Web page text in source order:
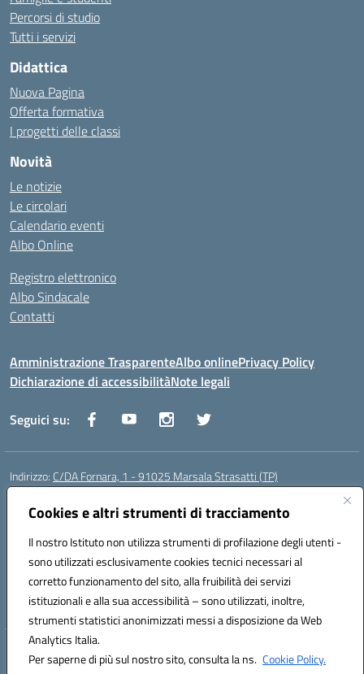
Cookies e altri strumenti di tracciamento
Il nostro Istituto non utilizza strumenti di profilazione degli utenti -
sono utilizzati esclusivamente cookies tecnici necessari al
corretto funzionamento del sito, alla fruibilità dei servizi
istituzionali e alla sua accessibilità – sono utilizzati, inoltre,
strumenti statistici anonimizzati messi a disposizione da Web
Analytics Italia.
Per saperne di più sul nostro sito, consulta la ns. Cookie Policy.
Percorsi di studio
Tutti i servizi
Didattica
Nuova Pagina
Offerta formativa
I progetti delle classi
Novità
Le notizie
Le circolari
Calendario eventi
Albo Online
Registro elettronico
Albo Sindacale
Contatti
Amministrazione TrasparenteAlbo onlinePrivacy Policy
Dichiarazione di accessibilitàNote legali
Seguici su:
Indirizzo: C/DA Fornara, 1 - 91025 Marsala Strasatti (TP)
Centralino:
Posta elettronica certificata (PEC):tpic81600v@pec.istruzione.it
Codice fiscale: 82006360810
Codice meccanografico:TPIC81600V
Codice Indice delle Pubbliche Amministrazioni (IPA): istsc_tpic81600v
Codice unico di fatturazione (CUF): UFODYY
Hosting & Powered by 3D Solution S.r.l.